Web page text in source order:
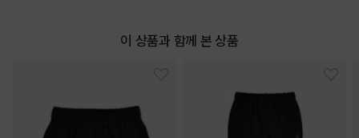
이 상품과 함께 본 상품